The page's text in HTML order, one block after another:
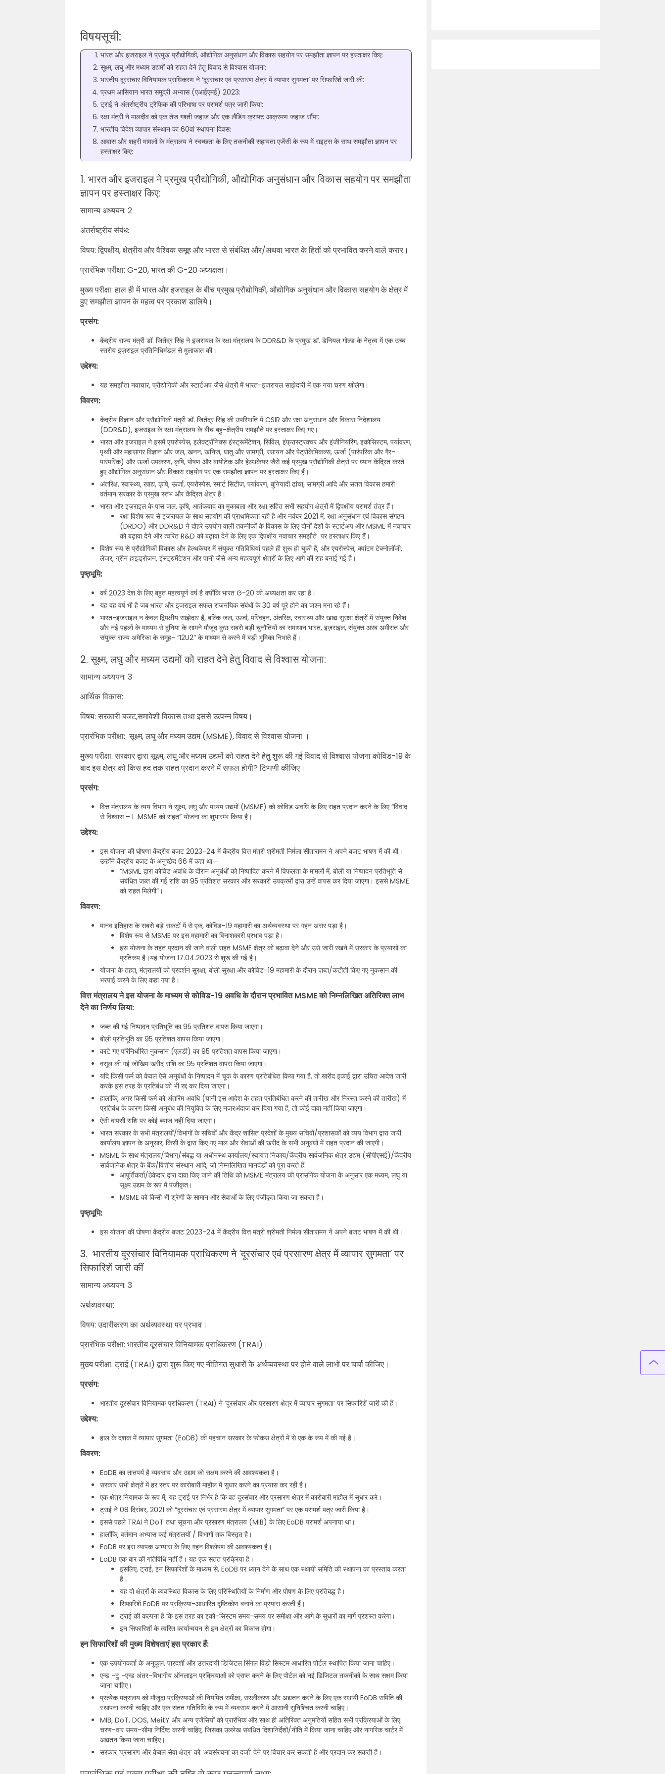
विषयसूची:
भारत और इजराइल ने प्रमुख प्रौद्योगिकी, औद्योगिक अनुसंधान और विकास सहयोग पर समझौता ज्ञापन पर हस्ताक्षर किए:
सूक्ष्म, लघु और मध्यम उद्यमों को राहत देने हेतु विवाद से विश्वास योजना:
भारतीय दूरसंचार विनियामक प्राधिकरण ने ‘दूरसंचार एवं प्रसारण क्षेत्र में व्यापार सुगमता’ पर सिफारिशें जारी कीं:
प्रथम आसियान भारत समुद्री अभ्यास (एआईएमई) 2023:
ट्राई ने अंतर्राष्ट्रीय ट्रैफिक की परिभाषा पर परामर्श पत्र जारी किया:
रक्षा मंत्री ने मालदीव को एक तेज गश्ती जहाज और एक लैंडिंग क्राफ्ट आक्रमण जहाज सौंपा:
भारतीय विदेश व्यापार संस्थान का 60वां स्थापना दिवस:
आवास और शहरी मामलों के मंत्रालय ने स्वच्छता के लिए तकनीकी सहायता एजेंसी के रूप में राइट्स के साथ समझौता ज्ञापन पर
हस्ताक्षर किए:
1. भारत और इजराइल ने प्रमुख प्रौद्योगिकी, औद्योगिक अनुसंधान और विकास सहयोग पर समझौता
ज्ञापन पर हस्ताक्षर किए:
सामान्य अध्ययन: 2
अंतर्राष्ट्रीय संबंध:
विषय: द्विपक्षीय, क्षेत्रीय और वैश्विक समूह और भारत से संबंधित और/अथवा भारत के हितों को प्रभावित करने वाले करार।
प्रारंभिक परीक्षा: G-20, भारत की G-20 अध्यक्षता।
मुख्य परीक्षा: हाल ही में भारत और इजराइल के बीच प्रमुख प्रौद्योगिकी, औद्योगिक अनुसंधान और विकास सहयोग के क्षेत्र में
हुए समझौता ज्ञापन के महत्व पर प्रकाश डालिये।
प्रसंग:
केंद्रीय राज्य मंत्री डॉ. जितेंद्र सिंह ने इजरायल के रक्षा मंत्रालय के DDR&D के प्रमुख डॉ. डेनियल गोल्ड के नेतृत्व में एक उच्च
स्तरीय इज़राइल प्रतिनिधिमंडल से मुलाकात की।
उद्देश्य:
यह समझौता नवाचार, प्रौद्योगिकी और स्टार्टअप जैसे क्षेत्रों में भारत-इजरायल साझेदारी में एक नया चरण खोलेगा।
विवरण:
केंद्रीय विज्ञान और प्रौद्योगिकी मंत्री डॉ. जितेंद्र सिंह की उपस्थिति में CSIR और रक्षा अनुसंधान और विकास निदेशालय
(DDR&D), इजराइल के रक्षा मंत्रालय के बीच बहु-क्षेत्रीय समझौते पर हस्ताक्षर किए गए।
भारत और इजराइल ने इसमें एयरोस्पेस, इलेक्ट्रॉनिक्स इंस्ट्रूमेंटेशन, सिविल, इंफ्रास्ट्रक्चर और इंजीनियरिंग, इकोसिस्टम, पर्यावरण,
पृथ्वी और महासागर विज्ञान और जल, खनन, खनिज, धातु और सामग्री, रसायन और पेट्रोकेमिकल्स, ऊर्जा (पारंपरिक और गैर-
पारंपरिक) और ऊर्जा उपकरण, कृषि, पोषण और बायोटेक और हेल्थकेयर जैसे कई प्रमुख प्रौद्योगिकी क्षेत्रों पर ध्यान केंद्रित करते
हुए औद्योगिक अनुसंधान और विकास सहयोग पर एक समझौता ज्ञापन पर हस्ताक्षर किए हैं।
अंतरिक्ष, स्वास्थ्य, खाद्य, कृषि, ऊर्जा, एयरोस्पेस, स्मार्ट सिटीज, पर्यावरण, बुनियादी ढांचा, सामग्री आदि और सतत विकास हमारी
वर्तमान सरकार के प्रमुख स्तंभ और केंद्रित क्षेत्र हैं।
भारत और इज़राइल के पास जल, कृषि, आतंकवाद का मुकाबला और रक्षा सहित सभी सहयोग क्षेत्रों में द्विपक्षीय परामर्श तंत्र हैं।
रक्षा विशेष रूप से इजरायल के साथ सहयोग की प्राथमिकता रही है और नवंबर 2021 में, रक्षा अनुसंधान एवं विकास संगठन
(DRDO) और DDR&D ने दोहरे उपयोग वाली तकनीकों के विकास के लिए दोनों देशों के स्टार्टअप और MSME में नवाचार
को बढ़ावा देने और त्वरित R&D को बढ़ावा देने के लिए एक द्विपक्षीय नवाचार समझौते पर हस्ताक्षर किए हैं।
विशेष रूप से प्रौद्योगिकी विकास और हेल्थकेयर में संयुक्त गतिविधियां पहले ही शुरू हो चुकी हैं, और एयरोस्पेस, क्वांटम टेक्नोलॉजी,
लेजर, ग्रीन हाइड्रोजन, इंस्ट्रुमेंटेशन और पानी जैसे अन्य महत्वपूर्ण क्षेत्रों के लिए आगे की राह बनाई गई है।
पृष्ठ्भूमि:
वर्ष 2023 देश के लिए बहुत महत्वपूर्ण वर्ष है क्योंकि भारत G-20 की अध्यक्षता कर रहा है।
यह वह वर्ष भी है जब भारत और इजराइल सफल राजनयिक संबंधों के 30 वर्ष पूरे होने का जश्न मना रहे हैं।
भारत-इजराइल न केवल द्विपक्षीय साझेदार हैं, बल्कि जल, ऊर्जा, परिवहन, अंतरिक्ष, स्वास्थ्य और खाद्य सुरक्षा क्षेत्रों में संयुक्त निवेश
और नई पहलों के माध्यम से दुनिया के सामने मौजूद कुछ सबसे बड़ी चुनौतियों का समाधान भारत, इज़राइल, संयुक्त अरब अमीरात और
संयुक्त राज्य अमेरिका के समूह- “I2U2” के माध्यम से करने में बड़ी भूमिका निभाते हैं।
2. सूक्ष्म, लघु और मध्यम उद्यमों को राहत देने हेतु विवाद से विश्वास योजना:
सामान्य अध्ययन: 3
आर्थिक विकास:
विषय: सरकारी बजट,समावेशी विकास तथा इससे उत्पन्न विषय।
प्रारंभिक परीक्षा: सूक्ष्म, लघु और मध्यम उद्यम (MSME), विवाद से विश्वास योजना ।
मुख्य परीक्षा: सरकार द्वारा सूक्ष्म, लघु और मध्यम उद्यमों को राहत देने हेतु शुरू की गई विवाद से विश्वास योजना कोविड-19 के
बाद इस क्षेत्र को किस हद तक राहत प्रदान करने में सफल होगी? टिप्पणी कीजिए।
प्रसंग:
वित्त मंत्रालय के व्यय विभाग ने सूक्ष्म, लघु और मध्यम उद्यमों (MSME) को कोविड अवधि के लिए राहत प्रदान करने के लिए “विवाद
से विश्वास – I MSME को राहत” योजना का शुभारम्भ किया है।
उद्देश्य:
इस योजना की घोषणा केंद्रीय बजट 2023-24 में केंद्रीय वित्त मंत्री श्रीमती निर्मला सीतारामन ने अपने बजट भाषण में की थी।
उन्होंने केंद्रीय बजट के अनुच्छेद 66 में कहा था—
“MSME द्वारा कोविड अवधि के दौरान अनुबंधों को निष्पादित करने में विफलता के मामलों में, बोली या निष्पादन प्रतिभूति से
संबंधित जब्त की गई राशि का 95 प्रतिशत सरकार और सरकारी उपक्रमों द्वारा उन्हें वापस कर दिया जाएगा। इससे MSME
को राहत मिलेगी”।
विवरण:
मानव इतिहास के सबसे बड़े संकटों में से एक, कोविड-19 महामारी का अर्थव्यवस्था पर गहन असर पड़ा है।
विशेष रूप से MSME पर इस महामारी का विनाशकारी प्रभाव पड़ा है।
इस योजना के तहत प्रदान की जाने वाली राहत MSME क्षेत्र को बढ़ावा देने और उसे जारी रखने में सरकार के प्रयासों का
प्रतिरूप है।यह योजना 17.04.2023 से शुरू की गई है।
योजना के तहत, मंत्रालयों को प्रदर्शन सुरक्षा, बोली सुरक्षा और कोविड-19 महामारी के दौरान ज़ब्त/कटौती किए गए नुकसान की
भरपाई करने के लिए कहा गया है।
वित्त मंत्रालय ने इस योजना के माध्यम से कोविड-19 अवधि के दौरान प्रभावित MSME को निम्नलिखित अतिरिक्त लाभ
देने का निर्णय लिया:
जब्त की गई निष्पादन प्रतिभूति का 95 प्रतिशत वापस किया जाएगा।
बोली प्रतिभूति का 95 प्रतिशत वापस किया जाएगा।
काटे गए परिनिर्धारित नुकसान (एलडी) का 95 प्रतिशत वापस किया जाएगा।
वसूल की गई जोखिम खरीद राशि का 95 प्रतिशत वापस किया जाएगा।
यदि किसी फर्म को केवल ऐसे अनुबंधों के निष्पादन में चूक के कारण प्रतिबंधित किया गया है, तो खरीद इकाई द्वारा उचित आदेश जारी
करके इस तरह के प्रतिबंध को भी रद्द कर दिया जाएगा।
हालांकि, अगर किसी फर्म को अंतरिम अवधि (यानी इस आदेश के तहत प्रतिबंधित करने की तारीख और निरस्त करने की तारीख) में
प्रतिबंध के कारण किसी अनुबंध की नियुक्ति के लिए नजरअंदाज कर दिया गया है, तो कोई दावा नहीं किया जाएगा।
ऐसी वापसी राशि पर कोई ब्याज नहीं दिया जाएगा।
भारत सरकार के सभी मंत्रालयों/विभागों के सचिवों और केंद्र शासित प्रदेशों के मुख्य सचिवों/प्रशासकों को व्यय विभाग द्वारा जारी
कार्यालय ज्ञापन के अनुसार, किसी के द्वारा किए गए माल और सेवाओं की खरीद के सभी अनुबंधों में राहत प्रदान की जाएगी।
MSME के साथ मंत्रालय/विभाग/संबद्ध या अधीनस्थ कार्यालय/स्वायत्त निकाय/केंद्रीय सार्वजनिक क्षेत्र उद्यम (सीपीएसई)/केंद्रीय
सार्वजनिक क्षेत्र के बैंक/वित्तीय संस्थान आदि, जो निम्नलिखित मानदंडों को पूरा करते हैं:
आपूर्तिकर्ता/ठेकेदार द्वारा दावा किए जाने की तिथि को MSME मंत्रालय की प्रासंगिक योजना के अनुसार एक मध्यम, लघु या
सूक्ष्म उद्यम के रूप में पंजीकृत।
MSME को किसी भी श्रेणी के सामान और सेवाओं के लिए पंजीकृत किया जा सकता है।
पृष्ठ्भूमि:
इस योजना की घोषणा केंद्रीय बजट 2023-24 में केंद्रीय वित्त मंत्री श्रीमती निर्मला सीतारामन ने अपने बजट भाषण में की थी।
3. भारतीय दूरसंचार विनियामक प्राधिकरण ने ‘दूरसंचार एवं प्रसारण क्षेत्र में व्यापार सुगमता’ पर
सिफारिशें जारी कीं
सामान्य अध्ययन: 3
अर्थव्यवस्था:
विषय: उदारीकरण का अर्थव्यवस्था पर प्रभाव।
प्रारंभिक परीक्षा: भारतीय दूरसंचार विनियामक प्राधिकरण (TRAI)।
मुख्य परीक्षा: ट्राई (TRAI) द्वारा शुरू किए गए नीतिगत सुधारों के अर्थव्यवस्था पर होने वाले लाभों पर चर्चा कीजिए।
प्रसंग:
भारतीय दूरसंचार विनियामक प्राधिकरण (TRAI) ने ‘दूरसंचार और प्रसारण क्षेत्र में व्यापार सुगमता’ पर सिफारिशें जारी की हैं।
उद्देश्य:
हाल के दशक में व्यापार सुगमता (EoDB) की पहचान सरकार के फोकस क्षेत्रों में से एक के रूप में की गई है।
विवरण:
EoDB का तातपर्य है व्यवसाय और उद्यम को सक्षम करने की आवश्यकता है।
सरकार सभी क्षेत्रों में हर स्तर पर कारोबारी माहौल में सुधार करने का प्रयास कर रही है।
एक क्षेत्र नियामक के रूप में, यह ट्राई पर निर्भर है कि वह दूरसंचार और प्रसारण क्षेत्र में कारोबारी माहौल में सुधार करे।
ट्राई ने 08 दिसंबर, 2021 को “दूरसंचार एवं प्रसारण क्षेत्र में व्यापार सुगमता” पर एक परामर्श पत्र जारी किया है।
इससे पहले TRAI ने DoT तथा सूचना और प्रसारण मंत्रालय (MIB) के लिए EoDB परामर्श अपनाया था।
हालाँकि, वर्तमान अभ्यास कई मंत्रालयों / विभागों तक विस्तृत है।
EoDB पर इस व्यापक अभ्यास के लिए गहन विश्लेषण की आवश्यकता है।
EoDB एक बार की गतिविधि नहीं है। यह एक सतत प्रक्रिया है।
इसलिए, ट्राई, इन सिफारिशों के माध्यम से, EoDB पर ध्यान देने के साथ एक स्थायी समिति की स्थापना का प्रस्ताव करता
है।
यह दो क्षेत्रों के व्यवस्थित विकास के लिए परिस्थितियों के निर्माण और पोषण के लिए प्रतिबद्ध है।
सिफारिशें EoDB पर प्रक्रिया-आधारित दृष्टिकोण बनाने का प्रयास करती हैं।
ट्राई की कल्पना है कि इस तरह का इको-सिस्टम समय-समय पर समीक्षा और आगे के सुधारों का मार्ग प्रशस्त करेगा।
इन सिफारिशों के त्वरित कार्यान्वयन से इन क्षेत्रों का विकास होगा।
इन सिफारिशों की मुख्य विशेषताएं इस प्रकार हैं:
एक उपयोगकर्ता के अनुकूल, पारदर्शी और उत्तरदायी डिजिटल सिंगल विंडो सिस्टम आधारित पोर्टल स्थापित किया जाना चाहिए।
एन्ड -टु -एन्ड अंतर-विभागीय ऑनलाइन प्रक्रियाओं को प्राप्त करने के लिए पोर्टल को नई डिजिटल तकनीकों के साथ सक्षम किया
जाना चाहिए।
प्रत्येक मंत्रालय को मौजूदा प्रक्रियाओं की नियमित समीक्षा, सरलीकरण और अद्यतन करने के लिए एक स्थायी EoDB समिति की
स्थापना करनी चाहिए और एक सतत गतिविधि के रूप में व्यवसाय करने में आसानी सुनिश्चित करनी चाहिए।
MIB, DoT, DOS, MeitY और अन्य एजेंसियों को प्रारंभिक और साथ ही अतिरिक्त अनुमतियों सहित सभी प्रक्रियाओं के लिए
चरण-वार समय-सीमा निर्दिष्ट करनी चाहिए, जिसका उल्लेख संबंधित दिशानिर्देशों/नीति में किया जाना चाहिए और नागरिक चार्टर में
अद्यतन किया जाना चाहिए।
सरकार ‘प्रसारण और केबल सेवा क्षेत्र’ को ‘अवसंरचना का दर्जा’ देने पर विचार कर सकती है और प्रदान कर सकती है।